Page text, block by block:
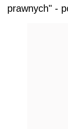
prawnych" -